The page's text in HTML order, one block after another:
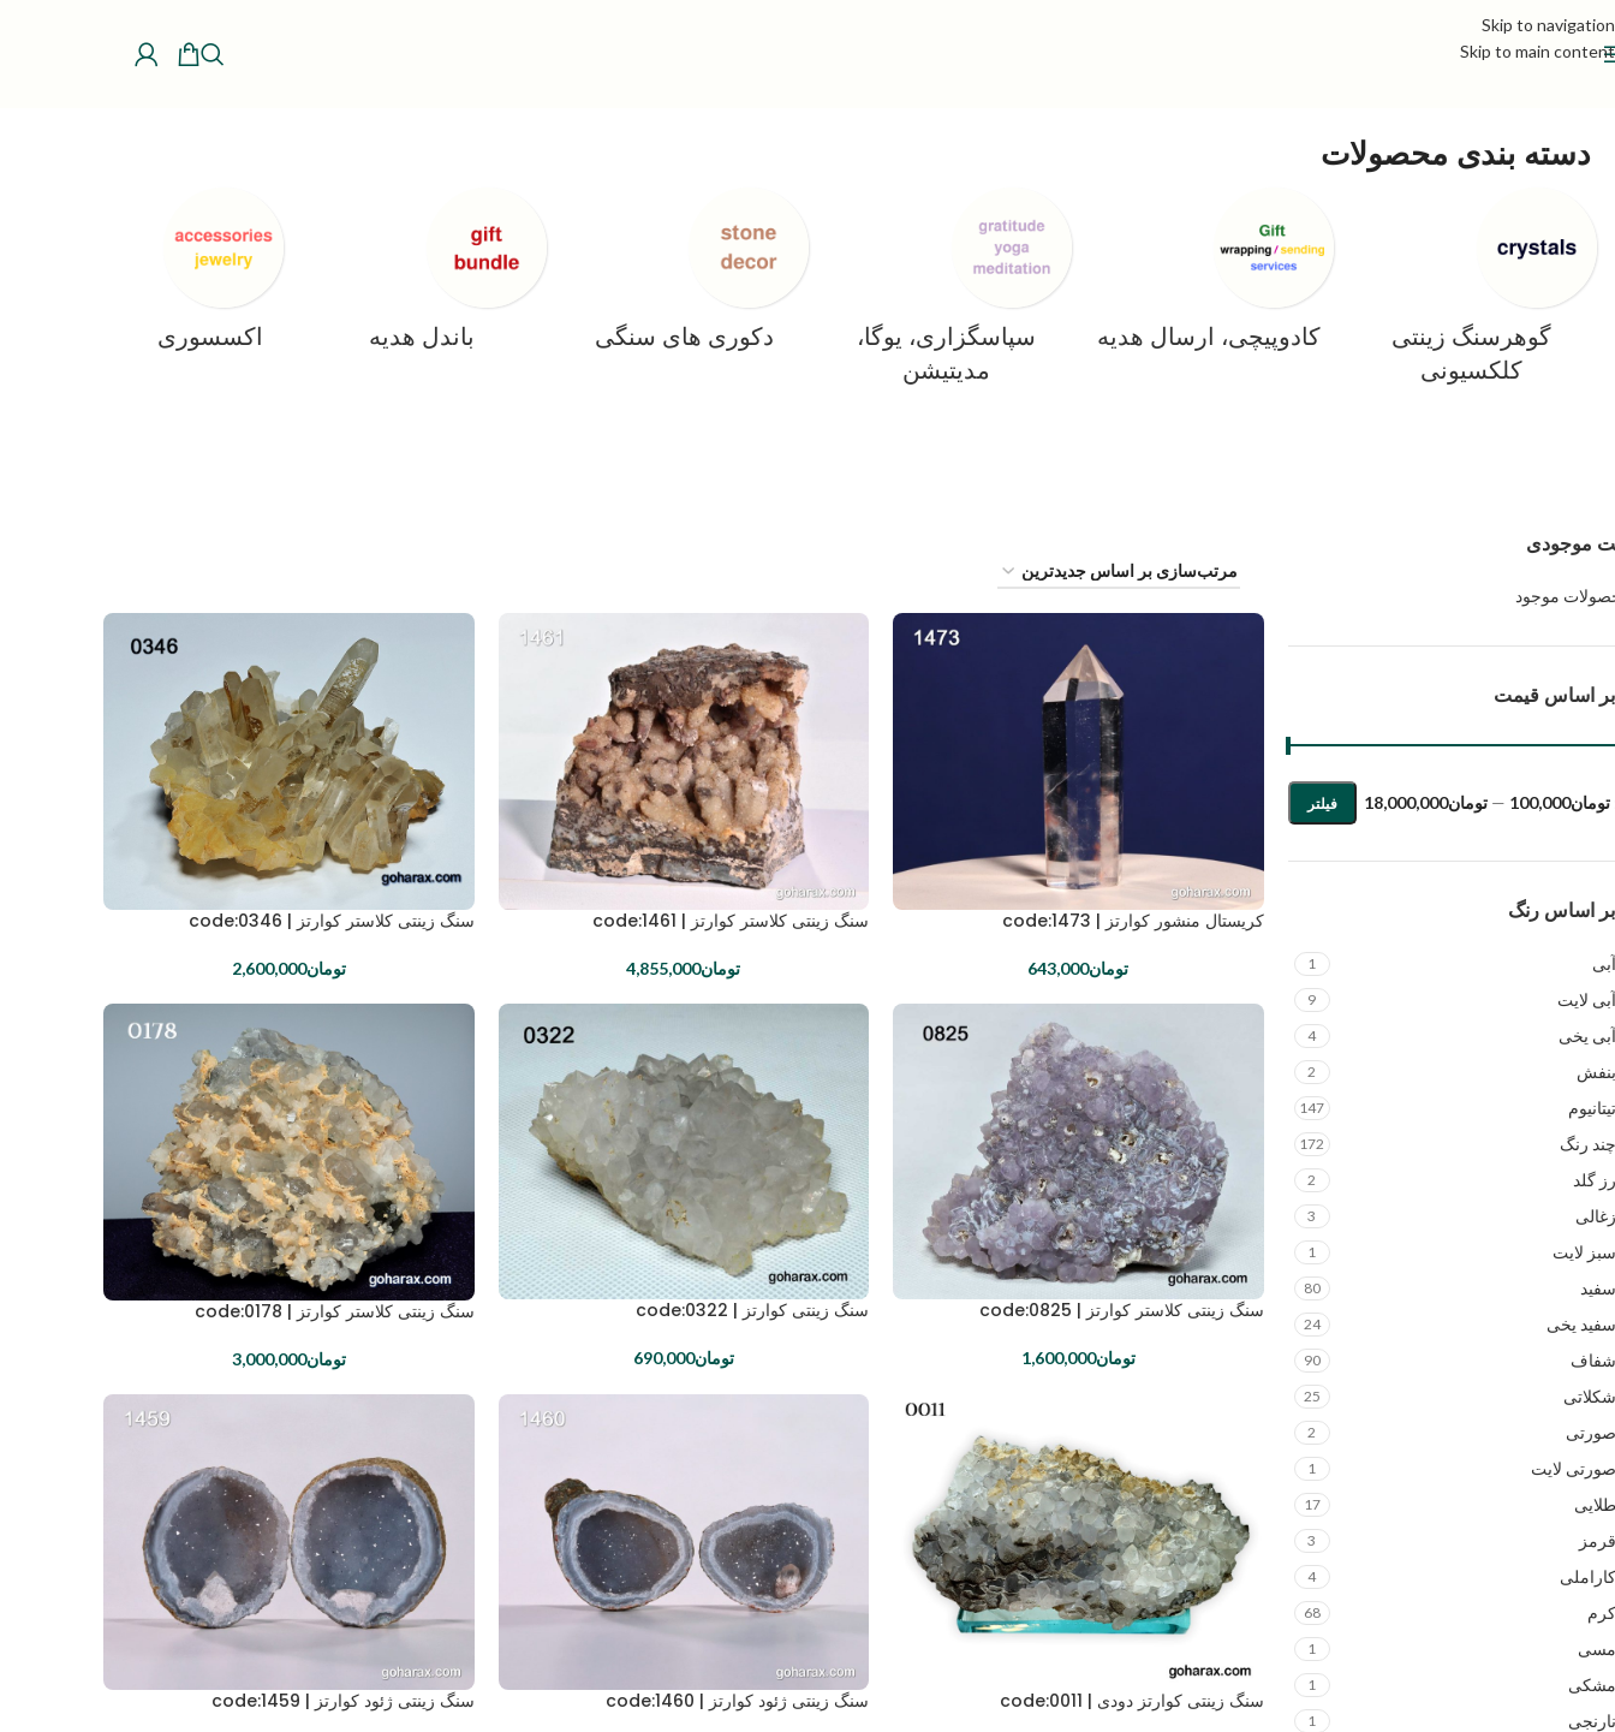
Skip to navigation
Skip to main content
دسته بندی محصولات
گوهرسنگ زینتی
کلکسیونی
کادوپیچی، ارسال هدیه
سپاسگزاری، یوگا،
مدیتیشن
دکوری های سنگی باندل هدیه اکسسوری، جواهرات
موجودی
موجود
بر اساس قیمت
فیلتر تومان100,000 —تومان18,000,000
بر اساس رنگ
آبی 1
آبی لایت 9
آبی یخی 4
بنفش 2
تیتانیوم 147
چند رنگ 172
رز گلد 2
زغالی 3
سبز لایت 1
سفید 80
سفید یخی 24
شفاف 90
شکلاتی 25
صورتی 2
صورتی لایت 1
طلایی 17
قرمز 3
کاراملی 4
کرم 68
مسی 1
مشکی 1
نارنجی 1
کریستال منشور کوارتز | code:1473
تومان643,000
سنگ زینتی کلاستر کوارتز | code:1461
تومان4,855,000
سنگ زینتی کلاستر کوارتز | code:0346
تومان2,600,000
سنگ زینتی کلاستر کوارتز | code:0825
تومان1,600,000
سنگ زینتی کوارتز | code:0322
تومان690,000
سنگ زینتی کلاستر کوارتز | code:0178
تومان3,000,000
سنگ زینتی کوارتز دودی | code:0011 سنگ زینتی ژئود کوارتز | code:1460 سنگ زینتی ژئود کوارتز | code:1459